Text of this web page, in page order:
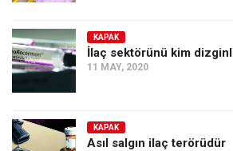
KAPAK
İlaç sektörünü kim
11 MAY, 2020
KAPAK
Asıl salgın ilaç terörüdür